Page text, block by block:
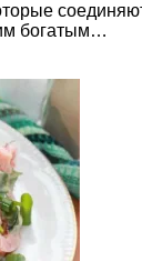
богатым…